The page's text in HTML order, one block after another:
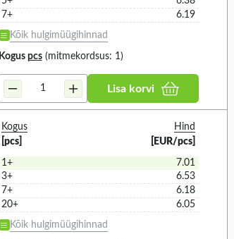
85...280V AC (1)
9...60V DC (4)
98...260V AC (1)
VALIGE KÕIK
2.5MM2(2)
IP rating 89
7+
6.19
Kõik hulgimüügihinnad
Kogus pcs(mitmekordsus: 1)
Lisa korvi
Kogus
[pcs]
Hind
[EUR/pcs]
1+
7.01
3+
6.53
7+
6.18
20+
6.05
Kõik hulgimüügihinnad